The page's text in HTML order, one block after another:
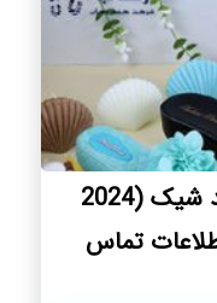
پخش عمده دمپایی جدید شیک (2024